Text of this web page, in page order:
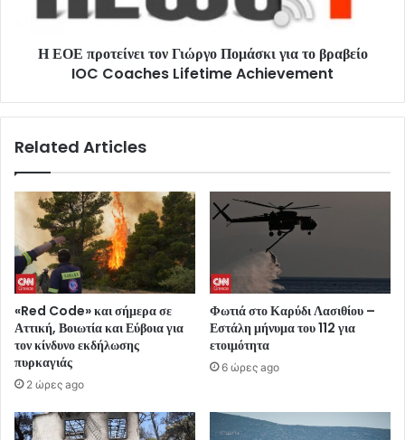
Η ΕΟΕ προτείνει τον Γιώργο Πομάσκι για το βραβείο
IOC Coaches Lifetime Achievement
Related Articles
«Red Code» και σήμερα σε
Αττική, Βοιωτία και Εύβοια για
τον κίνδυνο εκδήλωσης
πυρκαγιάς
2 ώρες ago
Φωτιά στο Καρύδι Λασιθίου –
Εστάλη μήνυμα του 112 για
ετοιμότητα
6 ώρες ago